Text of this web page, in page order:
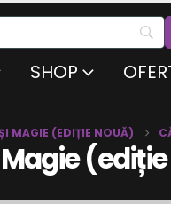
SHOP
MAGIE (EDIȚIE NOUĂ)